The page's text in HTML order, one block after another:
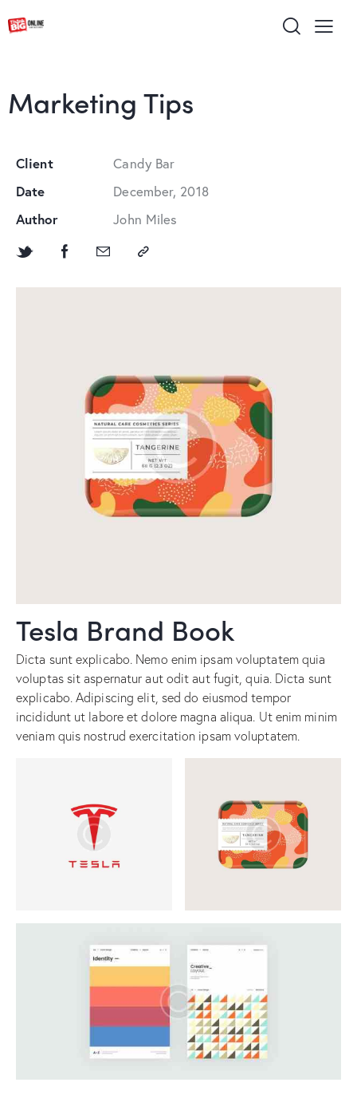
Marketing Tips
Tesla Brand Book
Dicta sunt explicabo. Nemo enim ipsam voluptatem quia
voluptas sit aspernatur aut odit aut fugit, quia. Dicta sunt
explicabo. Adipiscing elit, sed do eiusmod tempor
incididunt ut labore et dolore magna aliqua. Ut enim minim
veniam quis nostrud exercitation ipsam voluptatem.
Client
Candy Bar
Date
December, 2018
Author
John Miles